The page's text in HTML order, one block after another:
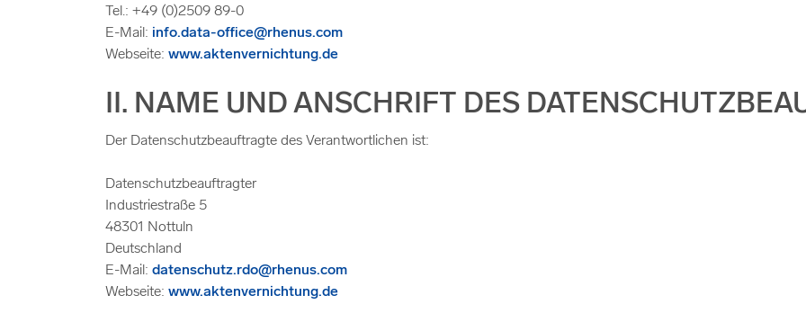
Tel.: +49 (0)2509 89-0
E-Mail: info.data-office@rhenus.com
Webseite: www.aktenvernichtung.de
II. NAME UND ANSCHRIFT DES
Der Datenschutzbeauftragte des Verantwortlichen ist:
Datenschutzbeauftragter
Industriestraße 5
48301 Nottuln
Deutschland
E-Mail: datenschutz.rdo@rhenus.com
Webseite: www.aktenvernichtung.de